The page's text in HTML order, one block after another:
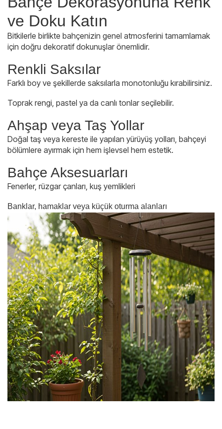
ve Doku Katın
Bitkilerle birlikte bahçenizin genel atmosferini tamamlamak
için doğru dekoratif dokunuşlar önemlidir.
Renkli Saksılar
Farklı boy ve şekillerde saksılarla monotonluğu kırabilirsiniz.
Toprak rengi, pastel ya da canlı tonlar seçilebilir.
Ahşap veya Taş Yollar
Doğal taş veya kereste ile yapılan yürüyüş yolları, bahçeyi
bölümlere ayırmak için hem işlevsel hem estetik.
Bahçe Aksesuarları
Fenerler, rüzgar çanları, kuş yemlikleri
Banklar, hamaklar veya küçük oturma alanları